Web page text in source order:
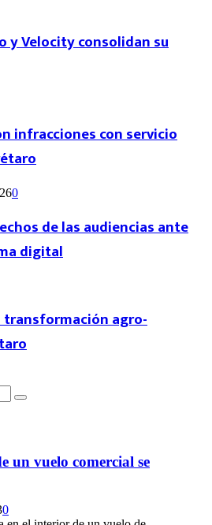
y Velocity consolidan su
infracciones con servicio
0
de las audiencias ante
digital
transformación agro-
Búsqueda
un vuelo comercial se
0